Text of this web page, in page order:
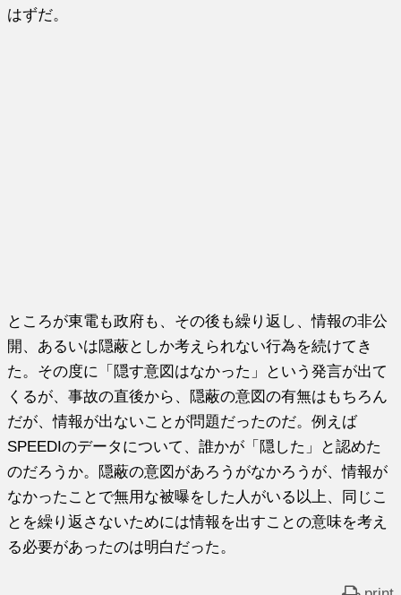
はずだ。
ところが東電も政府も、その後も繰り返し、情報の非公
開、あるいは隠蔽としか考えられない行為を続けてき
た。その度に「隠す意図はなかった」という発言が出て
くるが、事故の直後から、隠蔽の意図の有無はもちろん
だが、情報が出ないことが問題だったのだ。例えば
SPEEDIのデータについて、誰かが「隠した」と認めた
のだろうか。隠蔽の意図があろうがなかろうが、情報が
なかったことで無用な被曝をした人がいる以上、同じこ
とを繰り返さないためには情報を出すことの意味を考え
る必要があったのは明白だった。